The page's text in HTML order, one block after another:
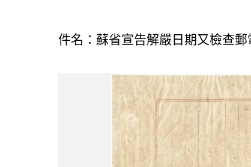
件名：蘇省宣告解嚴日期又檢查